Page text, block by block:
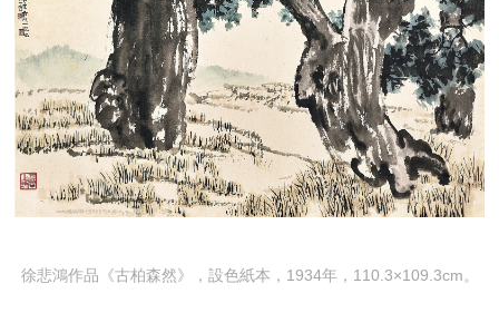
徐悲鴻作品《古柏森然》，設色紙本，1934年，110.3×109.3cm。